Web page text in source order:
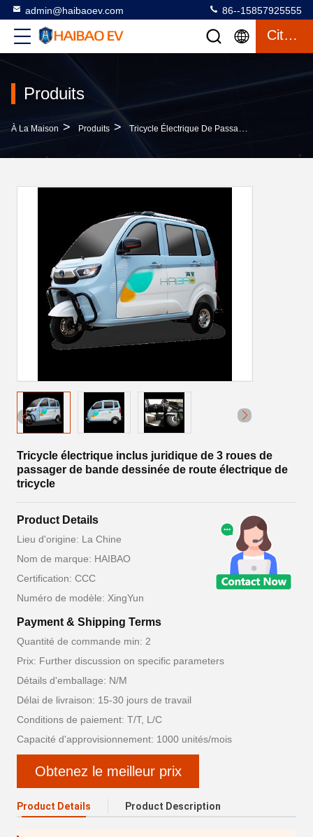
admin@haibaoev.com 86--15857925555
Citation
Produits
À La Maison > Produits > Tricycle Électrique De Passager
Tricycle électrique inclus juridique de 3 roues de
passager de bande dessinée de route électrique de
tricycle
Product Details
Lieu d'origine: La Chine
Nom de marque: HAIBAO
Certification: CCC
Numéro de modèle: XingYun
Payment & Shipping Terms
Quantité de commande min: 2
Prix: Further discussion on specific parameters
Détails d'emballage: N/M
Délai de livraison: 15-30 jours de travail
Conditions de paiement: T/T, L/C
Capacité d'approvisionnement: 1000 unités/mois
Obtenez le meilleur prix
Product Details Product Description